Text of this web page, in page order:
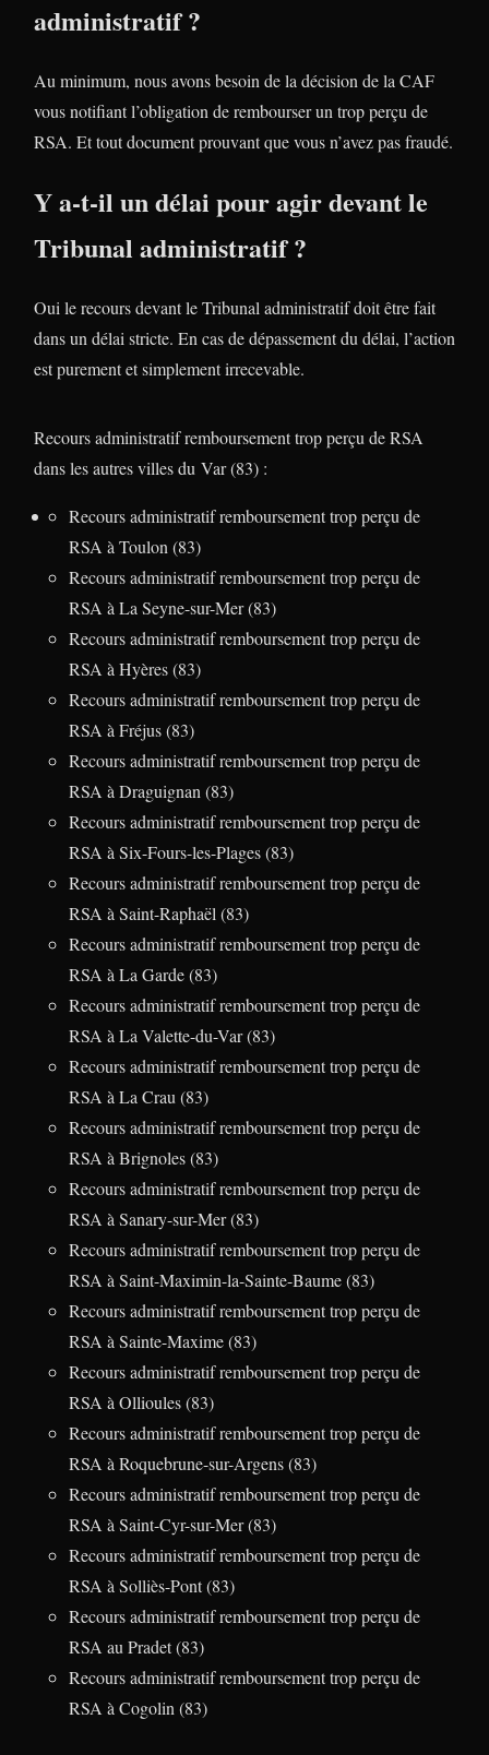
administratif ?
Au minimum, nous avons besoin de la décision de la CAF
vous notifiant l’obligation de rembourser un trop perçu de
RSA. Et tout document prouvant que vous n’avez pas fraudé.
Y a-t-il un délai pour agir devant le
Tribunal administratif ?
Oui le recours devant le Tribunal administratif doit être fait
dans un délai stricte. En cas de dépassement du délai, l’action
est purement et simplement irrecevable.
Recours administratif remboursement trop perçu de RSA
dans les autres villes du Var (83) :
Recours administratif remboursement trop perçu de
RSA à Toulon (83)
Recours administratif remboursement trop perçu de
RSA à La Seyne-sur-Mer (83)
Recours administratif remboursement trop perçu de
RSA à Hyères (83)
Recours administratif remboursement trop perçu de
RSA à Fréjus (83)
Recours administratif remboursement trop perçu de
RSA à Draguignan (83)
Recours administratif remboursement trop perçu de
RSA à Six-Fours-les-Plages (83)
Recours administratif remboursement trop perçu de
RSA à Saint-Raphaël (83)
Recours administratif remboursement trop perçu de
RSA à La Garde (83)
Recours administratif remboursement trop perçu de
RSA à La Valette-du-Var (83)
Recours administratif remboursement trop perçu de
RSA à La Crau (83)
Recours administratif remboursement trop perçu de
RSA à Brignoles (83)
Recours administratif remboursement trop perçu de
RSA à Sanary-sur-Mer (83)
Recours administratif remboursement trop perçu de
RSA à Saint-Maximin-la-Sainte-Baume (83)
Recours administratif remboursement trop perçu de
RSA à Sainte-Maxime (83)
Recours administratif remboursement trop perçu de
RSA à Ollioules (83)
Recours administratif remboursement trop perçu de
RSA à Roquebrune-sur-Argens (83)
Recours administratif remboursement trop perçu de
RSA à Saint-Cyr-sur-Mer (83)
Recours administratif remboursement trop perçu de
RSA à Solliès-Pont (83)
Recours administratif remboursement trop perçu de
RSA au Pradet (83)
Recours administratif remboursement trop perçu de
RSA à Cogolin (83)